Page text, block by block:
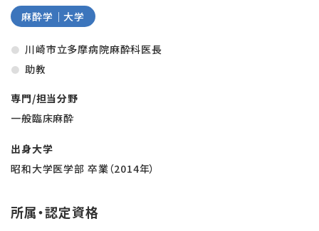
麻酔学｜大学
川崎市立多摩病院麻酔科医長
助教
専門/担当分野
一般臨床麻酔
出身大学
昭和大学医学部 卒業（2014年）
所属・認定資格